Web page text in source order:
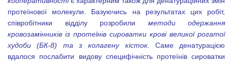
протеїнової молекули. Базуючись на результатах цих робіт,
співробітники відділу розробили методи одержання
кровозамінників із протеїнів сироватки крові великої рогатої
худоби (БК-8) та з колагену кісток.
Саме денатурацією
вдалося послабити видову специфічність протеїнів сироватки